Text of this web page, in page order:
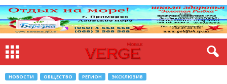
НОВОСТИ ОБЩЕСТВО РЕГИОН ЭКСКЛЮЗИВ